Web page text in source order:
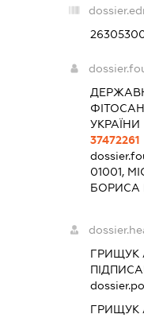
УКРАЇНИ
37472261
01001,
БОРИСА
ГРИЩУК
ГРИЩУК